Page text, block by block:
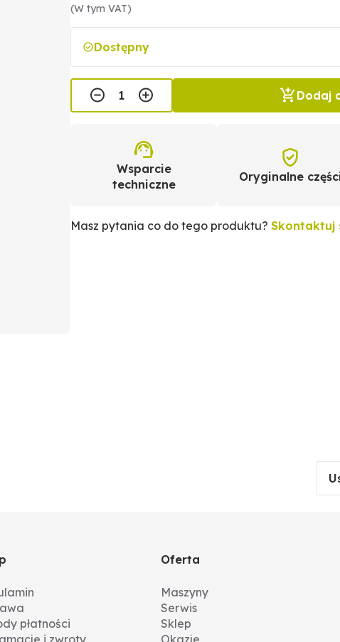
(W tym VAT)
Dostępny
Dodaj
Wsparcie
techniczne
Oryginalne
Masz pytania co do tego produktu? Skontaktuj
płatności
i zwroty
Oferta
Maszyny
Serwis
Sklep
Okazje